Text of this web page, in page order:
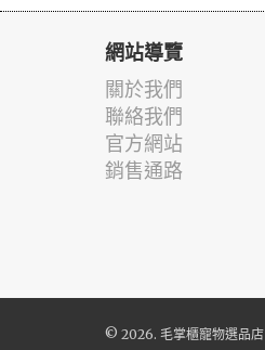
網站導覽
關於我們
聯絡我們
官方網站
銷售通路
© 2026. 毛掌櫃寵物選品店